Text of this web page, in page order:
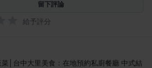
留下評論
給予評分
│台中大里美食：在地預約私廚餐廳 中式結